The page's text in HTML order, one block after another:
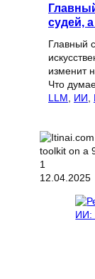
судей,
Главный
изменит
Что
LLM
ИИ
12.04.2025